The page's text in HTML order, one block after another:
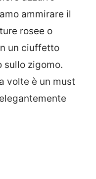
ammirare il
rosee o
un ciuffetto
sullo zigomo.
volte è un must